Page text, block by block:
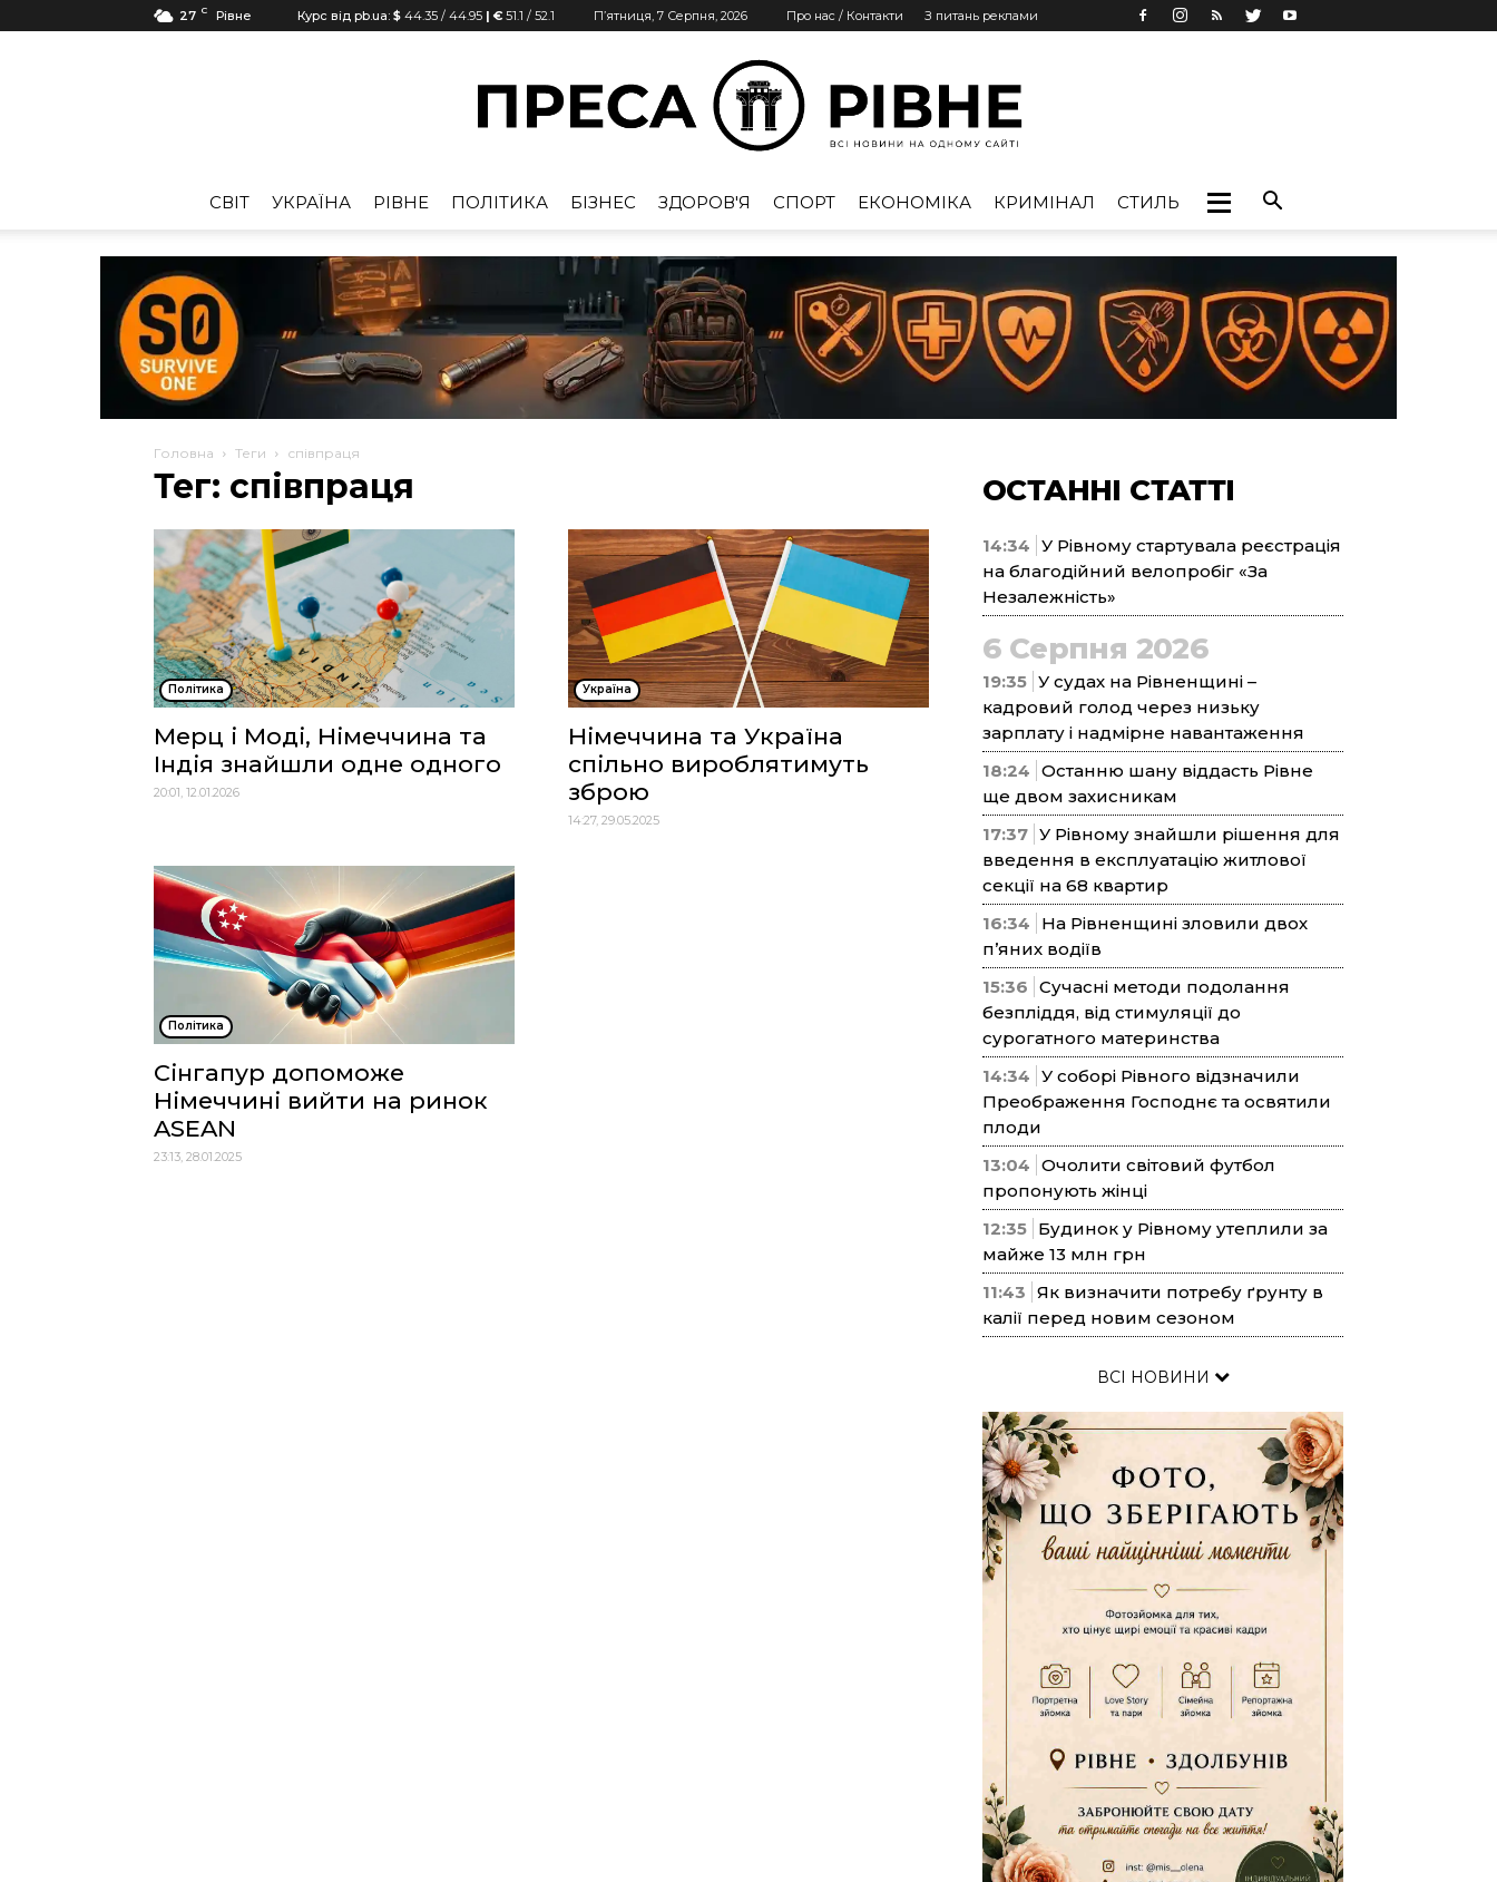
27 C Рівне Курс від pb.ua: $ 44.35 / 44.95 | € 51.1 / 52.1 П’ятниця, 7 Серпня, 2026 Про нас / Контакти З питань реклами
Рівне
CВІТ УКРАЇНА РІВНЕ ПОЛІТИКА БІЗНЕС ЗДОРОВ'Я СПОРТ ЕКОНОМІКА КРИМІНАЛ СТИЛЬ
Головна Теги співпраця
Тег: співпраця
Політика
Мерц і Моді, Німеччина та
Індія знайшли одне одного
20:01, 12.01.2026
Україна
Німеччина та Україна
спільно вироблятимуть
зброю
14:27, 29.05.2025
Політика
Сінгапур допоможе
Німеччині вийти на ринок
ASEAN
23:13, 28.01.2025
ОСТАННІ СТАТТІ
14:34 У Рівному стартувала реєстрація
на благодійний велопробіг «За
Незалежність»
6 Серпня 2026
19:35 У судах на Рівненщині –
кадровий голод через низьку
зарплату і надмірне навантаження
18:24 Останню шану віддасть Рівне
ще двом захисникам
17:37 У Рівному знайшли рішення для
введення в експлуатацію житлової
секції на 68 квартир
16:34
На Рівненщині зловили двох
п’яних водіїв
15:36 Сучасні методи подолання
безпліддя, від стимуляції до
сурогатного материнства
14:34 У соборі Рівного відзначили
Преображення Господнє та освятили
плоди
13:04 Очолити світовий футбол
пропонують жінці
12:35 Будинок у Рівному утеплили за
майже 13 млн грн
11:43 Як визначити потребу ґрунту в
калії перед новим сезоном
ВСІ НОВИНИ